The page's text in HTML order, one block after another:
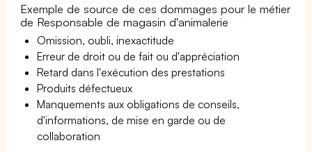
Exemple de source de ces dommages pour le métier
de Responsable de magasin d'animalerie
Omission, oubli, inexactitude
Erreur de droit ou de fait ou d'appréciation
Retard dans l'exécution des prestations
Produits défectueux
Manquements aux obligations de conseils,
d'informations, de mise en garde ou de
collaboration